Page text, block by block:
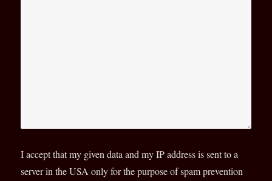
I accept that my given data and my IP address is sent to a
server in the USA only for the purpose of spam prevention